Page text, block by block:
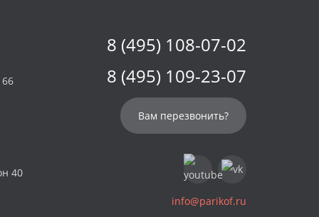
40
8 (495) 108-07-02
8 (495) 109-23-07
Вам перезвонить?
info@parikof.ru